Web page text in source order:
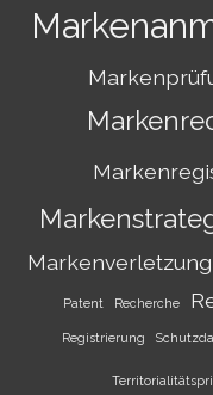
Markenverletzung
Patent Recherche
Registrierung